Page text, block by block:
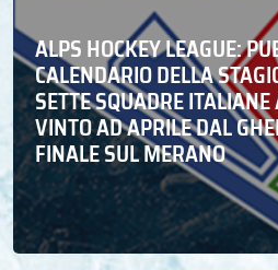
ALPS HOCKEY LEAGUE:
CALENDARIO DELLA
SETTE SQUADRE
VINTO AD APRILE DAL
FINALE SUL MERANO